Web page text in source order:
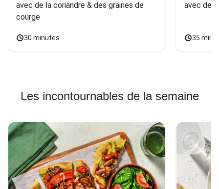
avec de la coriandre & des graines de
courge
30 minutes
avec des
35
Les incontournables de la semaine